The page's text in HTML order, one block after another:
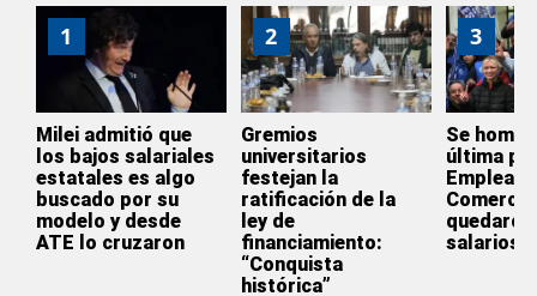
1
Milei admitió que
los bajos salariales
estatales es algo
buscado por su
modelo y desde
ATE lo cruzaron
2
Gremios
universitarios
festejan la
ratificación de la
ley de
financiamiento:
“Conquista
histórica”
3
Se
última
salarios